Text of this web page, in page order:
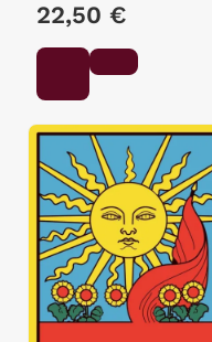
22,50 €